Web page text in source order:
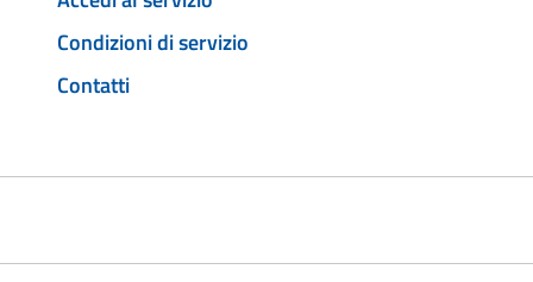
Condizioni di servizio
Contatti